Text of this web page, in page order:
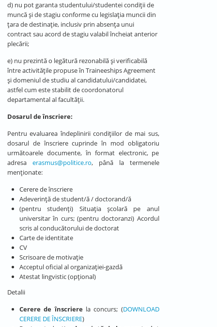
d) nu pot garanta studentului/studentei condiții de
muncă și de stagiu conforme cu legislația muncii din
țara de destinație, inclusiv prin absența unui
contract sau acord de stagiu valabil încheiat anterior
plecării;
e) nu prezintă o legătură rezonabilă și verificabilă
între activitățile propuse în Traineeships Agreement
și domeniul de studiu al candidatului/candidatei,
astfel cum este stabilit de coordonatorul
departamental al facultății.
Dosarul de înscriere:
Pentru evaluarea îndeplinirii condiţiilor de mai sus,
dosarul de înscriere cuprinde în mod obligatoriu
următoarele documente, în format electronic, pe
adresa erasmus@politice.ro, până la termenele
menționate:
Cerere de înscriere
Adeverință de student/ă / doctorand/ă
(pentru studenți) Situația școlară pe anul
universitar în curs; (pentru doctoranzi) Acordul
scris al conducătorului de doctorat
Carte de identitate
CV
Scrisoare de motivație
Acceptul oficial al organizației-gazdă
Atestat lingvistic (opțional)
Detalii
Cerere de înscrierela concurs; (DOWNLOAD
CERERE DE ÎNSCRIERE)